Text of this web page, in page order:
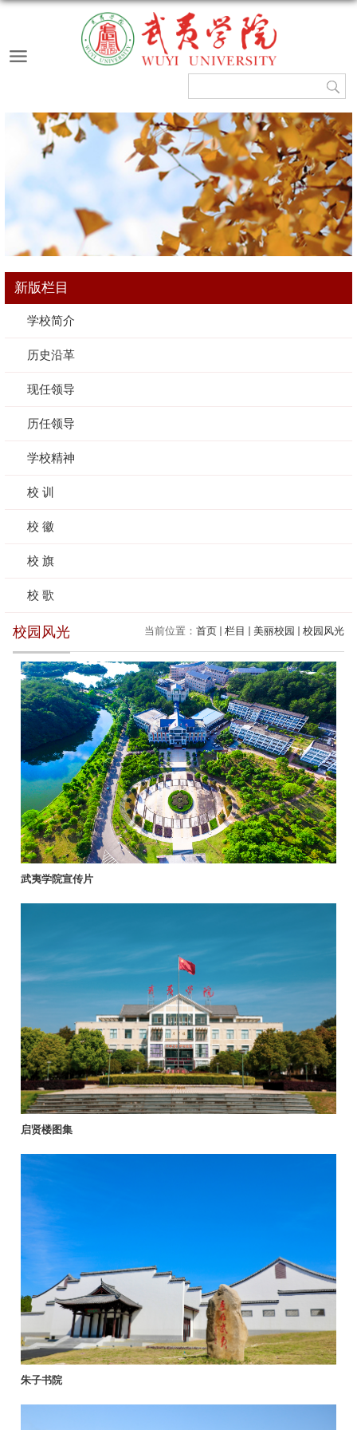
新版栏目
学校简介
历史沿革
现任领导
历任领导
学校精神
校 训
校 徽
校 旗
校 歌
当前位置： 首页 栏目 美丽校园 校园风光
校园风光
武夷学院宣传片
启贤楼图集
朱子书院